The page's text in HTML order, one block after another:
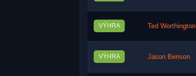
VÝHRA Ted Worthington
VÝHRA Jason Benson